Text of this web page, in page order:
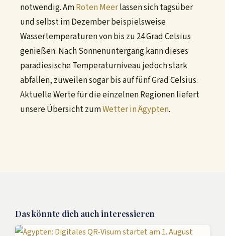
notwendig. AmRoten Meerlassen sich tagsüber
und selbst im Dezember beispielsweise
Wassertemperaturen von bis zu 24 Grad Celsius
genießen. Nach Sonnenuntergang kann dieses
paradiesische Temperaturniveau jedoch stark
abfallen, zuweilen sogar bis auf fünf Grad Celsius.
Aktuelle Werte für die einzelnen Regionen liefert
unsere Übersicht zumWetter in Ägypten.
Das könnte dich auch interessieren